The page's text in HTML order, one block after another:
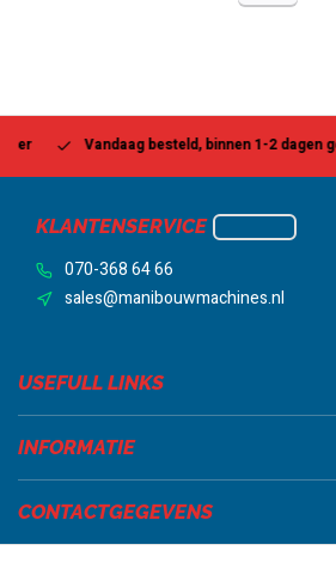
Vandaag besteld, binnen 1-2 dagen
KLANTENSERVICE
070-368 64 66
sales@manibouwmachines.nl
USEFULL LINKS
INFORMATIE
CONTACTGEGEVENS